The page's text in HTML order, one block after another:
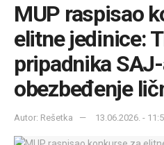
MUP raspisao
elitne jedinice:
pripadnika
obezbeđenje
Autor: Rešetka 13.06.2026. -